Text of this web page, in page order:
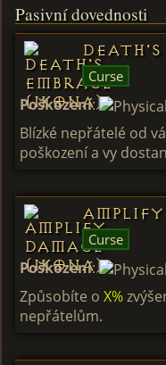
Pasivní dovednosti
Death's
Curse
Poškození:
Blízké nepřátelé od
poškození a vy
Amplify
Curse
Poškození:
Způsobíte o X%
nepřátelům.